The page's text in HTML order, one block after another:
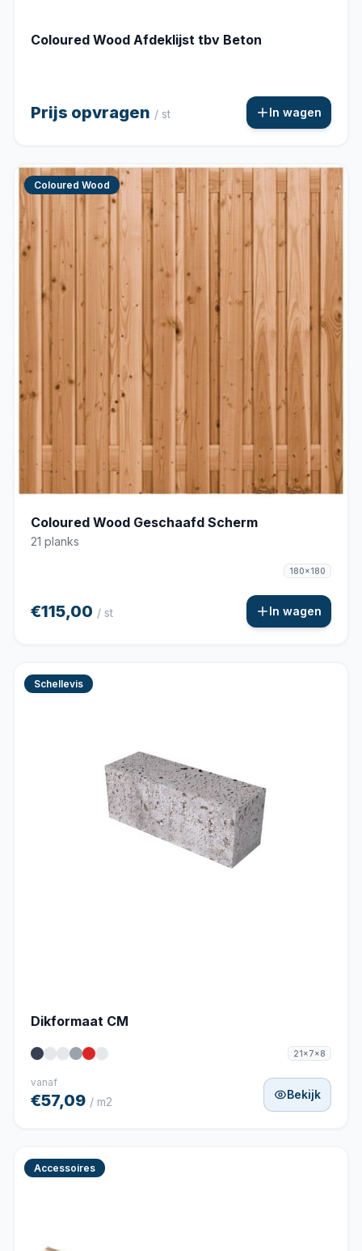
Coloured Wood Afdeklijst tbv Beton
Prijs opvragen / st In wagen
Coloured Wood
Coloured Wood Geschaafd Scherm
21 planks
180x180
€115,00 / st In wagen
Schellevis
Dikformaat CM
21x7x8
vanaf
€57,09 / m2
Bekijk
Accessoires